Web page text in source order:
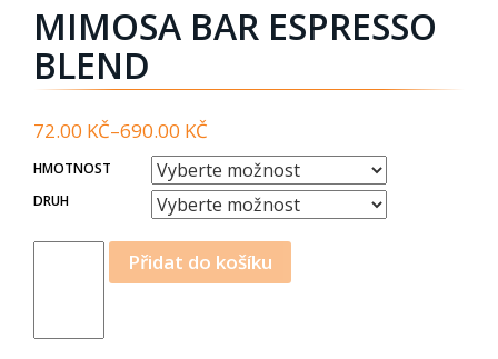
MIMOSA BAR ESPRESSO
BLEND
72.00 KČ–690.00 KČ
HMOTNOST
DRUH
Přidat do košíku